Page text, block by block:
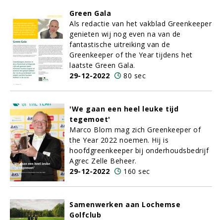
Green Gala
Als redactie van het vakblad Greenkeeper
genieten wij nog even na van de
fantastische uitreiking van de
Greenkeeper of the Year tijdens het
laatste Green Gala.
29-12-2022
80 sec
'We gaan een heel leuke tijd
tegemoet'
Marco Blom mag zich Greenkeeper of
the Year 2022 noemen. Hij is
hoofdgreenkeeper bij onderhoudsbedrijf
Agrec Zelle Beheer.
29-12-2022
160 sec
Samenwerken aan Lochemse
Golfclub